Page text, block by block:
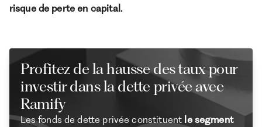
risque de perte en capital.
Profitez de la hausse des taux pour
investir dans la dette privée avec
Ramify
Les fonds de dette privée constituent le segment